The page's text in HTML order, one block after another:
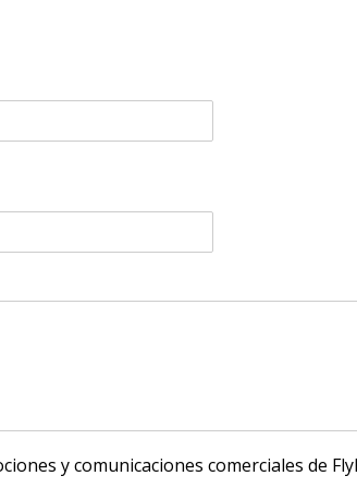
y comunicaciones comerciales de